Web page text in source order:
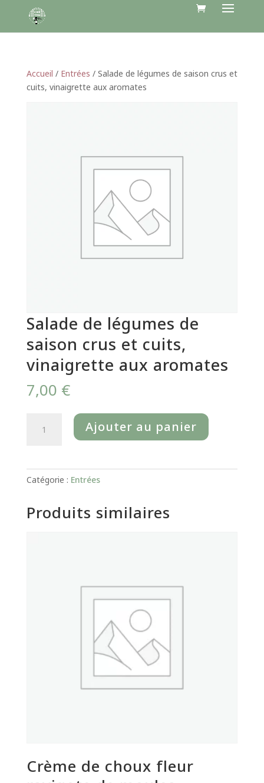
Accueil / Entrées / Salade de légumes de saison crus et
cuits, vinaigrette aux aromates
Salade de légumes de
saison crus et cuits,
vinaigrette aux aromates
7,00 €
légumes
crus
Ajouter au panier
Catégorie : Entrées
Produits similaires
Crème de choux fleur